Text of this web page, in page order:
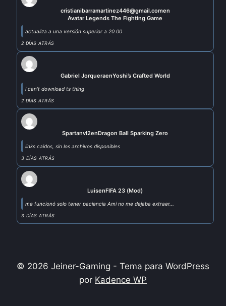
cristianibarramartinez446@gmail.comen
Avatar Legends The Fighting Game
actualiza a una versión superior a 20.00
2 DÍAS ATRÁS
Gabriel JorqueraenYoshi’s Crafted World
i can't download ts thing
2 DÍAS ATRÁS
Spartanvl2enDragon Ball Sparking Zero
links caidos, sin los archivos disponibles
3 DÍAS ATRÁS
LuisenFIFA 23 (Mod)
me funcionó solo tener paciencia Ami no me dejaba extraer...
3 DÍAS ATRÁS
© 2026 Jeiner-Gaming - Tema para WordPress
por Kadence WP